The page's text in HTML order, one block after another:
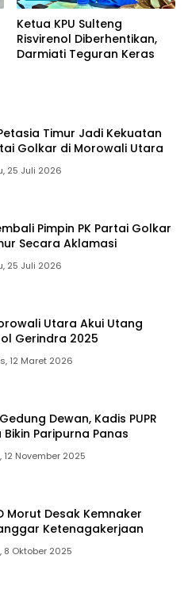
Ketua KPU Sulteng
Risvirenol Diberhentikan,
Darmiati Teguran Keras
Timur Jadi Kekuatan
Golkar di Morowali Utara
25 Juli 2026
Pimpin PK Partai Golkar
Secara Aklamasi
25 Juli 2026
Utara Akui Utang
Gerindra 2025
12 Maret 2026
Dewan, Kadis PUPR
Paripurna Panas
12 November 2025
Morut Desak Kemnaker
Ketenagakerjaan
8 Oktober 2025